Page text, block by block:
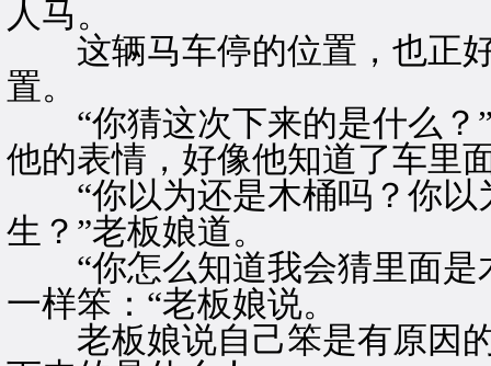
人马。
这辆马车停的位置，也正好
置。
“你猜这次下来的是什么？”
他的表情，好像他知道了车里
“你以为还是木桶吗？你以
生？”老板娘道。
“你怎么知道我会猜里面是
一样笨：“老板娘说。
老板娘说自己笨是有原因的